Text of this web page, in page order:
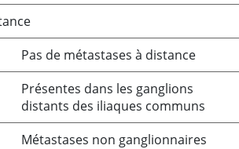
Pas de métastases à distance
Présentes dans les ganglions
distants des iliaques communs
Métastases non ganglionnaires